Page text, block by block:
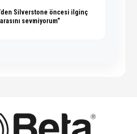
Silverstone öncesi ilginç
sevmiyorum”